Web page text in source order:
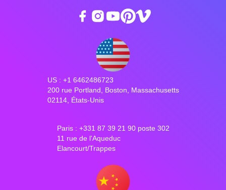
US : +1 6462486723
200 rue Portland, Boston, Massachusetts
02114, États-Unis
Paris : +331 87 39 21 90 poste 302
11 rue de l'Aqueduc
Elancourt/Trappes